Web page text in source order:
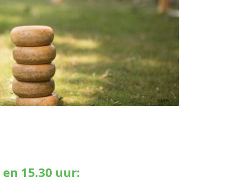
en 15.30 uur: